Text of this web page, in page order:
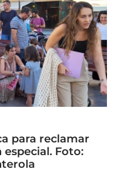
para reclamar
Foto: